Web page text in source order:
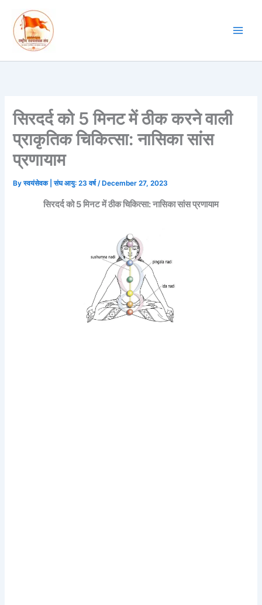
content
सिरदर्द को 5 मिनट में ठीक करने वाली
प्राकृतिक चिकित्सा: नासिका सांस
प्रणायाम
Byस्वयंसेवक | संघ आयु: 23 वर्ष/ December 27, 2023
सिरदर्द को 5 मिनट में ठीक चिकित्सा: नासिका सांस प्रणायाम